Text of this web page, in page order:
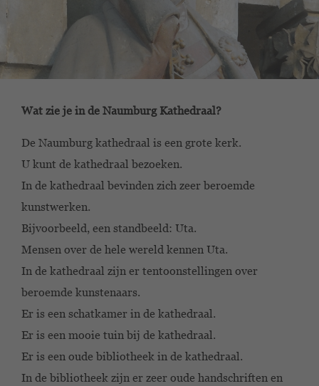
Wat zie je in de Naumburg Kathedraal?
De Naumburg kathedraal is een grote kerk.
U kunt de kathedraal bezoeken.
In de kathedraal bevinden zich zeer beroemde
kunstwerken.
Bijvoorbeeld, een standbeeld: Uta.
Mensen over de hele wereld kennen Uta.
In de kathedraal zijn er tentoonstellingen over
beroemde kunstenaars.
Er is een schatkamer in de kathedraal.
Er is een mooie tuin bij de kathedraal.
Er is een oude bibliotheek in de kathedraal.
In de bibliotheek zijn er zeer oude handschriften en